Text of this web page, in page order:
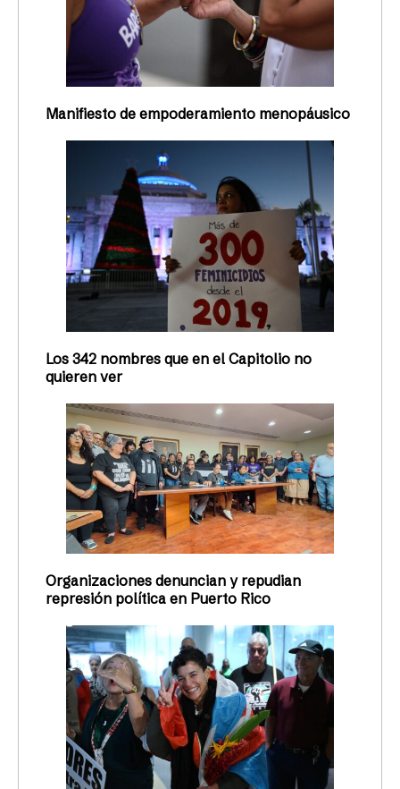
Manifiesto de empoderamiento menopáusico
Los 342 nombres que en el Capitolio no
quieren ver
Organizaciones denuncian y repudian
represión política en Puerto Rico